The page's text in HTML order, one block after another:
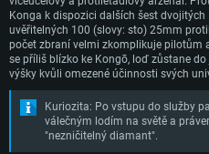
OS: Windows 10/11 (64bitový)
Procesor: Intel Core i5 nebo Ryzen 5
Operační paměť: 16 GB
Grafická karta: podpora DirectX 11:
570 a lepší
Připojení: Širokopásmové připojení
OS: Mac OS Big Sur 11.0 nebo novější
Procesor: Core i7 (Intel Xeon není
Operační paměť: 8 GB
Grafická karta: Radeon Vega II nebo
Připojení: Širokopásmové připojení
Místo na disku: 62,2 GB
Doporučené
OS: Ubuntu 20.04 64bit
Procesor: Intel Core i7
Operační paměť: 16 GB
Grafická karta: NVIDIA 1060 s
staršími, než půl roku) / srovnatelná
listopadu 1944, kdy byla potopena
ponorky USS Sealion.
Konga k dispozici dalších šest
uvěřitelných 100 (slovy: sto) 25mm
počet zbraní velmi zkomplikuje
se příliš blízko ke Kongō, loď zůstane
výšky kvůli omezené účinnosti svých
Kuriozita: Po vstupu do služby
válečným lodím na světě a
"nezničitelný diamant".